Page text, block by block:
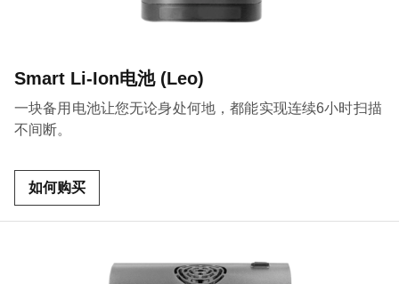
Smart Li-Ion电池 (Leo)
一块备用电池让您无论身处何地，都能实现连续6小时扫描
不间断。
如何购买